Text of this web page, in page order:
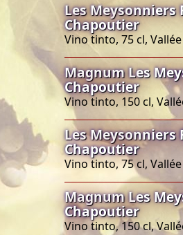
Les Meysonniers
Chapoutier
Vino tinto, 75 cl,
Magnum Les
Chapoutier
Vino tinto, 150 cl,
Les Meysonniers
Chapoutier
Vino tinto, 75 cl,
Magnum Les
Chapoutier
Vino tinto, 150 cl,